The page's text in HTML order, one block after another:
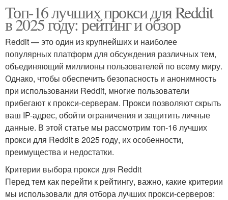
Топ-16 лучших прокси для Reddit
в 2025 году: рейтинг и обзор
Reddit — это один из крупнейших и наиболее
популярных платформ для обсуждения различных тем,
объединяющий миллионы пользователей по всему миру.
Однако, чтобы обеспечить безопасность и анонимность
при использовании Reddit, многие пользователи
прибегают к прокси-серверам. Прокси позволяют скрыть
ваш IP-адрес, обойти ограничения и защитить личные
данные. В этой статье мы рассмотрим топ-16 лучших
прокси для Reddit в 2025 году, их особенности,
преимущества и недостатки.
Критерии выбора прокси для Reddit
Перед тем как перейти к рейтингу, важно, какие критерии
мы использовали для отбора лучших прокси-серверов: